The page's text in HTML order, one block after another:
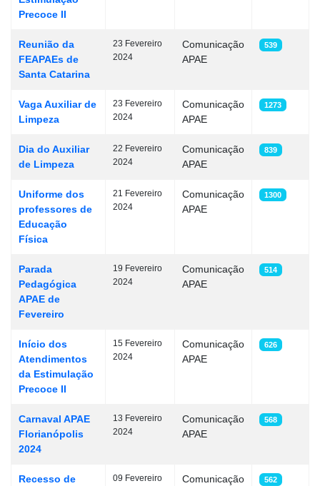
Precoce II
Reunião da
FEAPAEs de
Santa Catarina
23 Fevereiro
2024
Comunicação
APAE
539
Vaga Auxiliar de
Limpeza
23 Fevereiro
2024
Comunicação
APAE
1273
Dia do Auxiliar
de Limpeza
22 Fevereiro
2024
Comunicação
APAE
839
Uniforme dos
professores de
Educação
Física
21 Fevereiro
2024
Comunicação
APAE
1300
Parada
Pedagógica
APAE de
Fevereiro
19 Fevereiro
2024
Comunicação
APAE
514
Início dos
Atendimentos
da Estimulação
Precoce II
15 Fevereiro
2024
Comunicação
APAE
626
Carnaval APAE
Florianópolis
2024
13 Fevereiro
2024
Comunicação
APAE
568
Recesso de
09 Fevereiro
Comunicação
562